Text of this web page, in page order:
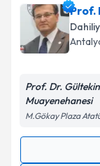
Prof.
Prof. Dr.
Muayenehanesi
M.Gökay Plaza